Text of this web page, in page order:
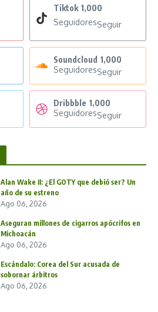
Tiktok 1,000
SeguidoresSeguir
Soundcloud 1,000
SeguidoresSeguir
Dribbble 1,000
SeguidoresSeguir
Alan Wake II: ¿El GOTY que debió ser? Un
año de su estreno
Ago 06, 2026
Aseguran millones de cigarros apócrifos en
Michoacán
Ago 06, 2026
Escándalo: Corea del Sur acusada de
sobornar árbitros
Ago 06, 2026